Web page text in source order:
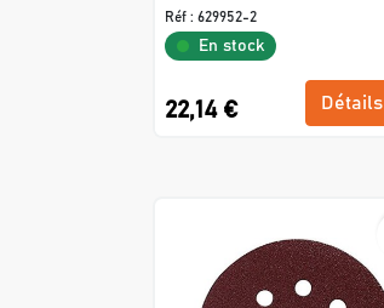
Réf : 629952-2
En stock
22,14 € Détails